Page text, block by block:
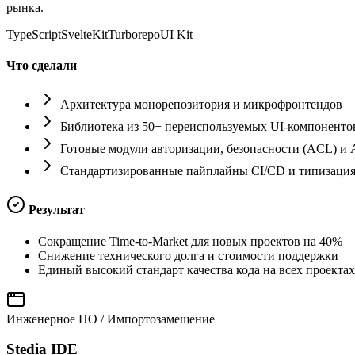
рынка.
TypeScriptSvelteKitTurborepoUI Kit
Что сделали
Архитектура монорепозитория и микрофронтендов
Библиотека из 50+ переиспользуемых UI-
Готовые модули авторизации, безопасности (ACL) и
Стандартизированные пайплайны CI/CD и типизация
Результат
Сокращение Time-to-Market для новых проектов на 40%
Снижение технического долга и стоимости поддержки
Единый высокий стандарт качества кода на всех проектах
Инженерное ПО / Импортозамещение
Stedia IDE